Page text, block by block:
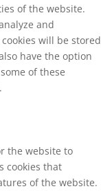
of the website.
and
will be stored
have the option
of these
the website to
cookies that
of the website.